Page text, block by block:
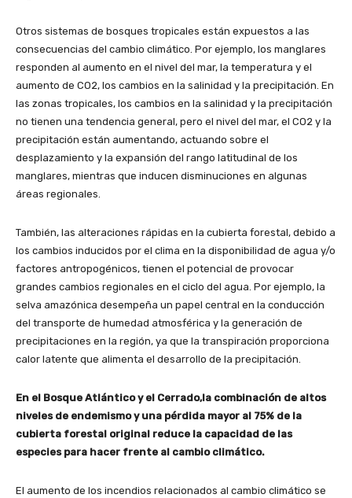
Otros sistemas de bosques tropicales están expuestos a las
consecuencias del cambio climático. Por ejemplo, los manglares
responden al aumento en el nivel del mar, la temperatura y el
aumento de CO2, los cambios en la salinidad y la precipitación. En
las zonas tropicales, los cambios en la salinidad y la precipitación
no tienen una tendencia general, pero el nivel del mar, el CO2 y la
precipitación están aumentando, actuando sobre el
desplazamiento y la expansión del rango latitudinal de los
manglares, mientras que inducen disminuciones en algunas
áreas regionales.
También, las alteraciones rápidas en la cubierta forestal, debido a
los cambios inducidos por el clima en la disponibilidad de agua y/o
factores antropogénicos, tienen el potencial de provocar
grandes cambios regionales en el ciclo del agua. Por ejemplo, la
selva amazónica desempeña un papel central en la conducción
del transporte de humedad atmosférica y la generación de
precipitaciones en la región, ya que la transpiración proporciona
calor latente que alimenta el desarrollo de la precipitación.
En el Bosque Atlántico y el Cerrado,la combinación de altos
niveles de endemismo y una pérdida mayor al 75% de la
cubierta forestal original reduce la capacidad de las
especies para hacer frente al cambio climático.
El aumento de los incendios relacionados al cambio climático se